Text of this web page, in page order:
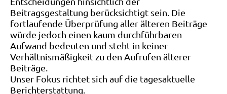
Beitragsgestaltung berücksichtigt sein. Die
fortlaufende Überprüfung aller älteren Beiträge
würde jedoch einen kaum durchführbaren
Aufwand bedeuten und steht in keiner
Verhältnismäßigkeit zu den Aufrufen älterer
Beiträge.
Unser Fokus richtet sich auf die tagesaktuelle
Berichterstattung.